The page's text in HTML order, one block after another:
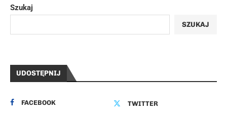
Szukaj
SZUKAJ
UDOSTĘPNIJ
FACEBOOK TWITTER